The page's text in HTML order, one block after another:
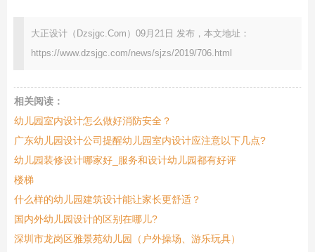
大正设计（Dzsjgc.Com）09月21日 发布，本文地址：
https://www.dzsjgc.com/news/sjzs/2019/706.html
相关阅读：
幼儿园室内设计怎么做好消防安全？
广东幼儿园设计公司提醒幼儿园室内设计应注意以下几点?
幼儿园装修设计哪家好_服务和设计幼儿园都有好评
楼梯
什么样的幼儿园建筑设计能让家长更舒适？
国内外幼儿园设计的区别在哪儿?
深圳市龙岗区雅景苑幼儿园（户外操场、游乐玩具）